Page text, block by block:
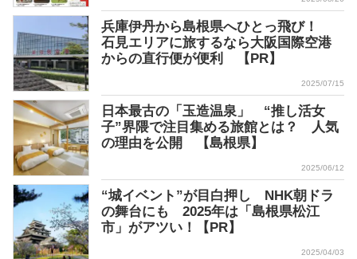
兵庫伊丹から島根県へひとっ飛び！
石見エリアに旅するなら大阪国際空港
からの直行便が便利 【PR】
2025/07/15
日本最古の「玉造温泉」 “推し活女
子”界隈で注目集める旅館とは？ 人気
の理由を公開 【島根県】
2025/06/12
“城イベント”が目白押し NHK朝ドラ
の舞台にも 2025年は「島根県松江
市」がアツい！【PR】
2025/04/03